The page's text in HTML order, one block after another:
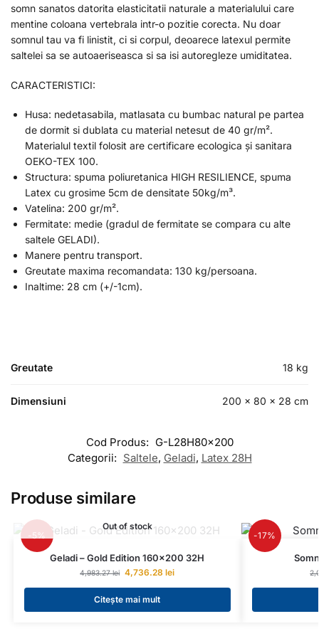
somn sanatos datorita elasticitatii naturale a materialului care
mentine coloana vertebrala intr-o pozitie corecta. Nu doar
somnul tau va fi linistit, ci si corpul, deoarece latexul permite
saltelei sa se autoaeriseasca si sa isi autoregleze umiditatea.
CARACTERISTICI:
Husa: nedetasabila, matlasata cu bumbac natural pe partea
de dormit si dublata cu material netesut de 40 gr/m².
Materialul textil folosit are certificare ecologica și sanitara
OEKO-TEX 100.
Structura: spuma poliuretanica HIGH RESILIENCE, spuma
Latex cu grosime 5cm de densitate 50kg/m³.
Vatelina: 200 gr/m².
Fermitate: medie (gradul de fermitate se compara cu alte
saltele GELADI).
Manere pentru transport.
Greutate maxima recomandata: 130 kg/persoana.
Inaltime: 28 cm (+/-1cm).
Greutate 18 kg
Dimensiuni 200 × 80 × 28 cm
Cod Produs: G-L28H80x200
Categorii: Saltele, Geladi, Latex 28H
Produse similare
-5%
Out of stock
Geladi – Gold Edition 160×200 32H
4,983.27lei 4,736.28lei
Citește mai mult
-17%